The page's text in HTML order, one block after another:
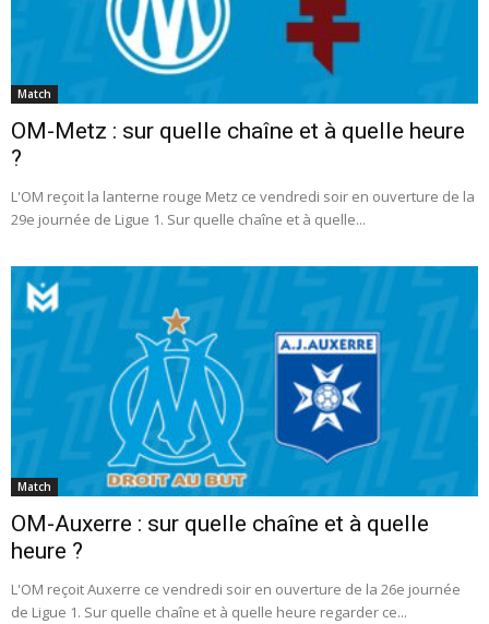
Match
OM-Metz : sur quelle chaîne et à quelle heure
?
L'OM reçoit la lanterne rouge Metz ce vendredi soir en ouverture de la
29e journée de Ligue 1. Sur quelle chaîne et à quelle...
Match
OM-Auxerre : sur quelle chaîne et à quelle
heure ?
L'OM reçoit Auxerre ce vendredi soir en ouverture de la 26e journée
de Ligue 1. Sur quelle chaîne et à quelle heure regarder ce...